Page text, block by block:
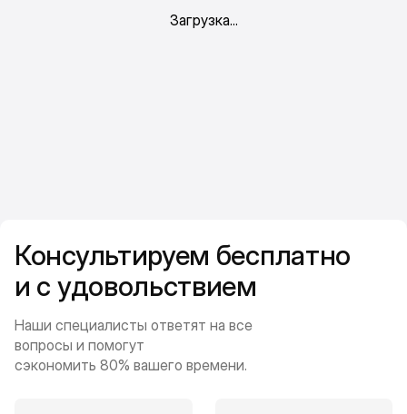
Консультируем бесплатно
и с удовольствием
Наши специалисты ответят на все
вопросы и помогут
сэкономить 80% вашего времени.